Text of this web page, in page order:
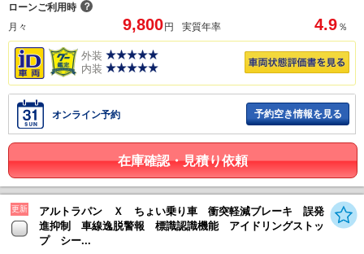
ローンご利用時 ？
月々
9,800 円 実質年率 4.9 ％
外装
内装
オンライン予約 予約空き情報を見る
在庫確認・見積り依頼
更新
アルトラパン Ｘ ちょい乗り車 衝突軽減ブレーキ 誤発
進抑制 車線逸脱警報 標識認識機能 アイドリングストッ
プ シー...